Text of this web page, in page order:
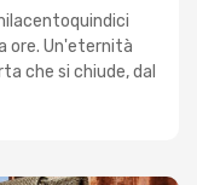
ore. Un'eternità
che si chiude, dal